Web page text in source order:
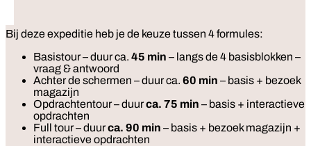
Bij deze expeditie heb je de keuze tussen 4 formules:
Basistour – duur ca. 45 min – langs de 4 basisblokken –
vraag & antwoord
Achter de schermen – duur ca. 60 min – basis + bezoek
magazijn
Opdrachtentour – duurca. 75 min – basis + interactieve
opdrachten
Full tour – duurca. 90 min – basis + bezoek magazijn +
interactieve opdrachten